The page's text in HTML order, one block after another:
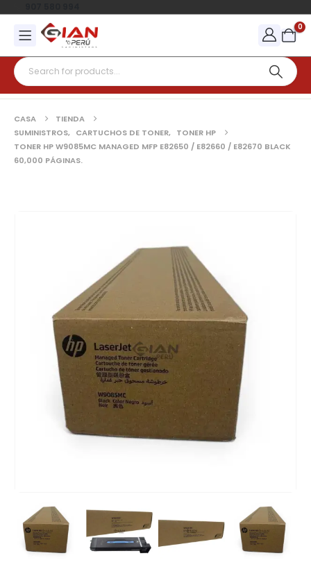
0
CASA
TIENDA
SUMINISTROS, CARTUCHOS DE TONER, TONER HP
TONER HP W9085MC MANAGED MFP E82650 / E82660 / E82670 BLACK
60,000 PÁGINAS.